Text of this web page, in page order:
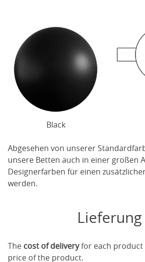
Black
Abgesehen von unserer
unsere Betten auch in einer großen
Designerfarben für einen
werden.
Lieferung
The cost of deliveryfor each product
price of the product.